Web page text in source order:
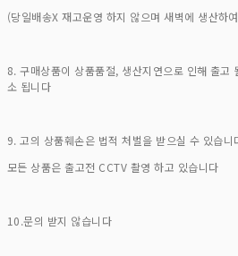
(당일배송X 재고운영 하지 않으며 새벽에 생산하
8. 구매상품이 상품품절, 생산지연으로 인해 출고
소 됩니다
9. 고의 상품훼손은 법적 처벌을 받으실 수 있습니
모든 상품은 출고전 CCTV 촬영 하고 있습니다
10.문의 받지 않습니다